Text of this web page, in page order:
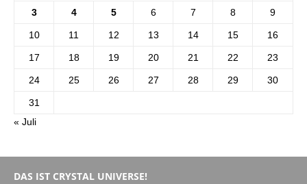
3 4 5 6 7 8 9
10 11 12 13 14 15 16
17 18 19 20 21 22 23
24 25 26 27 28 29 30
31
« Juli
DAS IST CRYSTAL UNIVERSE!